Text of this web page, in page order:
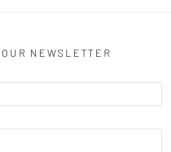
NEWSLETTER